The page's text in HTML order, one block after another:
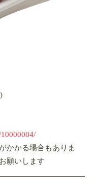
かかる場合もありま
願いします